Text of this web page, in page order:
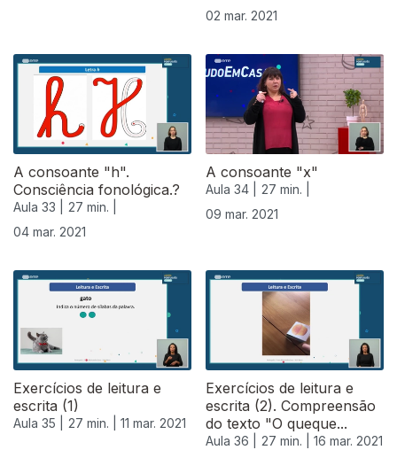
02 mar. 2021
A consoante "h".
Consciência fonológica.?
Aula 33 |
27 min. |
04 mar. 2021
A consoante "x"
Aula 34 |
27 min. |
09 mar. 2021
Exercícios de leitura e
escrita (1)
Aula 35 | 27 min. | 11 mar. 2021
Exercícios de leitura e
escrita (2). Compreensão
do texto "O queque...
Aula 36 | 27 min. | 16 mar. 2021
530832